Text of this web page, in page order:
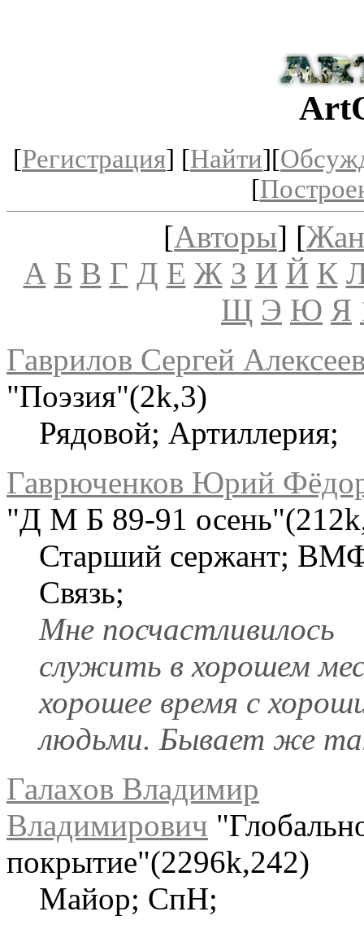
[Регистрация] [Найти][
[
[Авторы] [
А Б В Г Д Е Ж З И Й К
Щ Э Ю Я
Гаврилов Сергей
"Поэзия"(2k,3)
Рядовой; Артиллерия;
Гаврюченков Юрий
"Д М Б 89-91
Старший сержант;
Связь;
Мне посчастливилось
служить в хорошем
хорошее время с
людьми. Бывает же
Галахов Владимир
Владимирович
покрытие"(2296k,242)
Майор; СпН;